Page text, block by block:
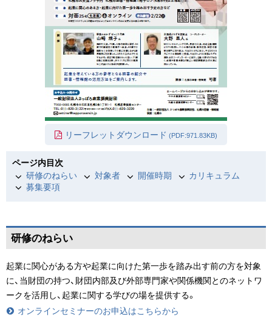
リーフレットダウンロード(PDF:971.83KB)
ページ内目次
研修のねらい
対象者 開催時期
カリキュラム
募集要項
ペ
ー
ジ
の
ッ
研修のねらい
起業に関心がある方や起業に向けた第一歩を踏み出す前の方を対象
に、当財団の持つ、財団内部及び外部専門家や関係機関とのネットワ
ークを活用し、起業に関する学びの場を提供する。
オンラインセミナーのお申込はこちらから